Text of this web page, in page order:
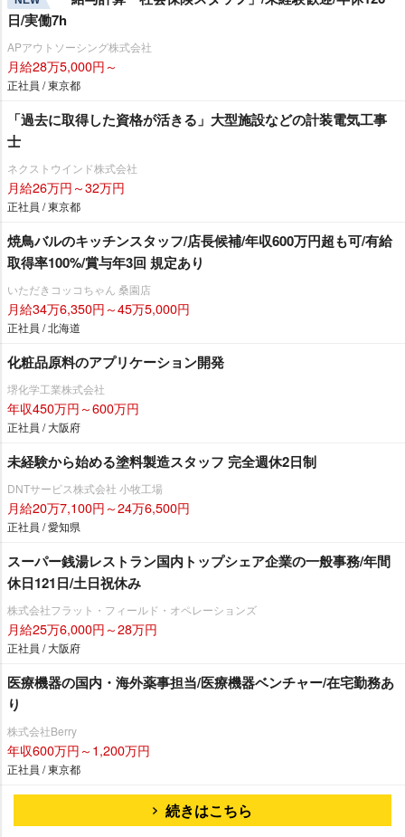
日/実働7h
APアウトソーシング株式会社
月給28万5,000円～
正社員 / 東京都
「過去に取得した資格が活きる」大型施設などの計装電気工事
士
ネクストウインド株式会社
月給26万円～32万円
正社員 / 東京都
焼鳥バルのキッチンスタッフ/店長候補/年収600万円超も可/有給
取得率100%/賞与年3回 規定あり
いただきコッコちゃん 桑園店
月給34万6,350円～45万5,000円
正社員 / 北海道
化粧品原料のアプリケーション開発
堺化学工業株式会社
年収450万円～600万円
正社員 / 大阪府
未経験から始める塗料製造スタッフ 完全週休2日制
DNTサービス株式会社 小牧工場
月給20万7,100円～24万6,500円
正社員 / 愛知県
スーパー銭湯レストラン国内トップシェア企業の一般事務/年間
休日121日/土日祝休み
株式会社フラット・フィールド・オペレーションズ
月給25万6,000円～28万円
正社員 / 大阪府
医療機器の国内・海外薬事担当/医療機器ベンチャー/在宅勤務あ
り
株式会社Berry
年収600万円～1,200万円
正社員 / 東京都
続きはこちら